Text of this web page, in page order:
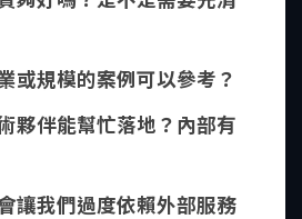
或規模的案例可以參考？
夥伴能幫忙落地？內部有
讓我們過度依賴外部服務